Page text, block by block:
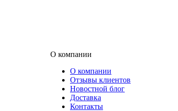
О компании
О компании
Отзывы клиентов
Новостной блог
Доставка
Контакты